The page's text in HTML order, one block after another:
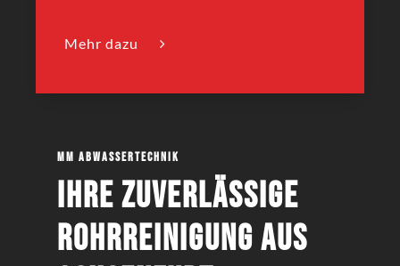
Mehr dazu
MM Abwassertechnik
Ihre zuverlässige
Rohrreinigung aus